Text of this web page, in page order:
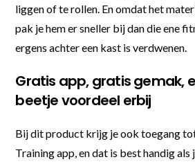
liggen of te rollen. En omdat het
pak je hem er sneller bij dan die ene
ergens achter een kast is verdwenen.
Gratis app, gratis gemak,
beetje voordeel erbij
Bij dit product krijg je ook toegang
Training app, en dat is best handig